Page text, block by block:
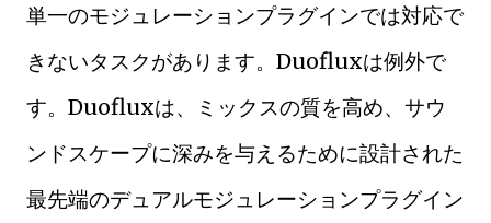
単一のモジュレーションプラグインでは対応で
きないタスクがあります。Duofluxは例外で
す。Duofluxは、ミックスの質を高め、サウ
ンドスケープに深みを与えるために設計された
最先端のデュアルモジュレーションプラグイン